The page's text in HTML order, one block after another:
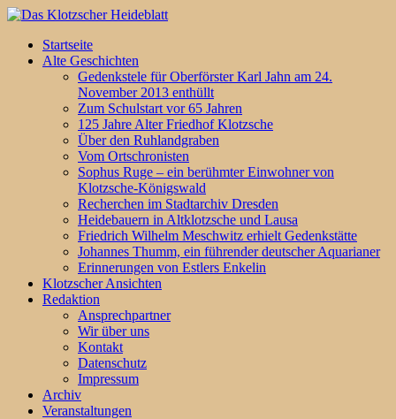
Startseite
Alte Geschichten
Gedenkstele für Oberförster Karl Jahn am 24.
November 2013 enthüllt
Zum Schulstart vor 65 Jahren
125 Jahre Alter Friedhof Klotzsche
Über den Ruhlandgraben
Vom Ortschronisten
Sophus Ruge – ein berühmter Einwohner von
Klotzsche-Königswald
Recherchen im Stadtarchiv Dresden
Heidebauern in Altklotzsche und Lausa
Friedrich Wilhelm Meschwitz erhielt Gedenkstätte
Johannes Thumm, ein führender deutscher Aquarianer
Erinnerungen von Estlers Enkelin
Klotzscher Ansichten
Redaktion
Ansprechpartner
Wir über uns
Kontakt
Datenschutz
Impressum
Archiv
Veranstaltungen